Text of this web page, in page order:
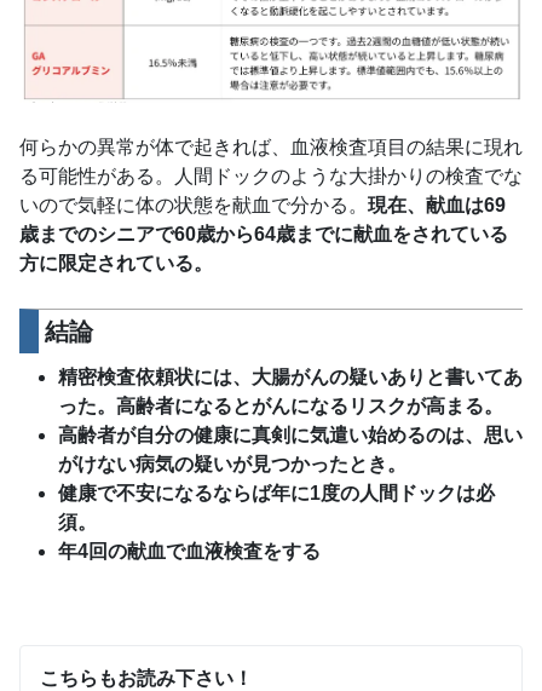
何らかの異常が体で起きれば、血液検査項目の結果に現れ
る可能性がある。人間ドックのような大掛かりの検査でな
いので気軽に体の状態を献血で分かる。 現在、献血は69
歳までのシニアで60歳から64歳までに献血をされている
方に限定されている。
結論
精密検査依頼状には、大腸がんの疑いありと書いてあ
った。 高齢者になるとがんになるリスクが高まる。
高齢者が自分の健康に真剣に気遣い始めるのは、思い
がけない病気の疑いが見つかったとき。
健康で不安になるならば年に1度の人間ドックは必
須。
年4回の献血で血液検査をする
こちらもお読み下さい！